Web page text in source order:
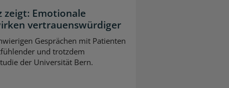
zeigt: Emotionale
vertrauenswürdiger
Gesprächen mit Patienten
und trotzdem
der Universität Bern.